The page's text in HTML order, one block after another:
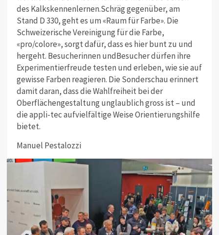
des Kalkskennenlernen.Schräg gegenüber, am
Stand D 330, geht es um «Raum für Farbe». Die
Schweizerische Vereinigung für die Farbe,
«pro/colore», sorgt dafür, dass es hier bunt zu und
hergeht. Besucherinnen undBesucher dürfen ihre
Experimentierfreude testen und erleben, wie sie auf
gewisse Farben reagieren. Die Sonderschau erinnert
damit daran, dass die Wahlfreiheit bei der
Oberflächengestaltung unglaublich gross ist – und
die appli-tec aufvielfältige Weise Orientierungshilfe
bietet.
Manuel Pestalozzi